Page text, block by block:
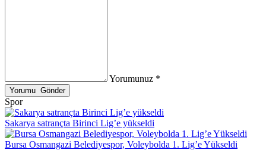
Yorumunuz *
Spor
Sakarya satrançta Birinci Lig’e yükseldi
Bursa Osmangazi Belediyespor, Voleybolda 1. Lig’e Yükseldi